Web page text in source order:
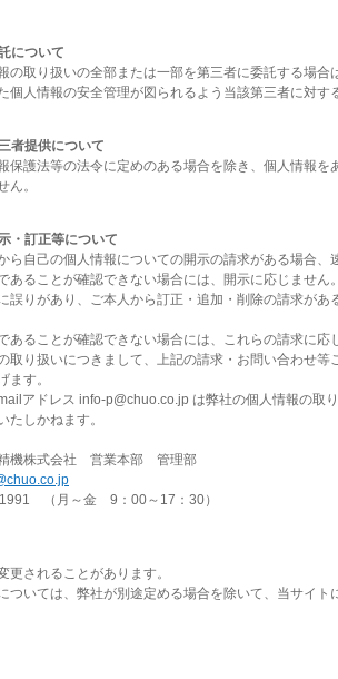
について
の取り扱いの全部または一部を第三者に委託する場合
個人情報の安全管理が図られるよう当該第三者に対す
者提供について
保護法等の法令に定めのある場合を除き、個人情報
ん。
・訂正等について
ら自己の個人情報についての開示の請求がある場合、
あることが確認できない場合には、開示に応じません。
誤りがあり、ご本人から訂正・追加・削除の請求が
あることが確認できない場合には、これらの請求に応
取り扱いにつきまして、上記の請求・お問い合わせ等
ます。
アドレス info-p@chuo.co.jp は弊社の個人情報の取
たしかねます。
精機株式会社 営業本部 管理部
（月～金 9：00～17：30）
更されることがあります。
ついては、弊社が別途定める場合を除いて、当サイト